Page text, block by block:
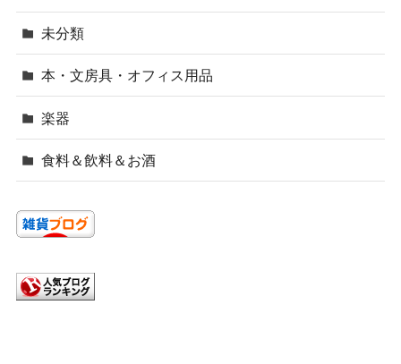
未分類
本・文房具・オフィス用品
楽器
食料＆飲料＆お酒